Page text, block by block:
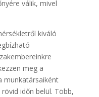
válik, mivel
kiváló
meg a
munkatársaiként
időn belül. Több,